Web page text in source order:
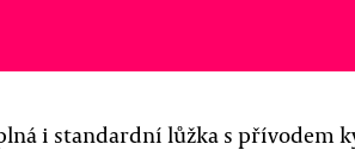
i standardní lůžka s přívodem